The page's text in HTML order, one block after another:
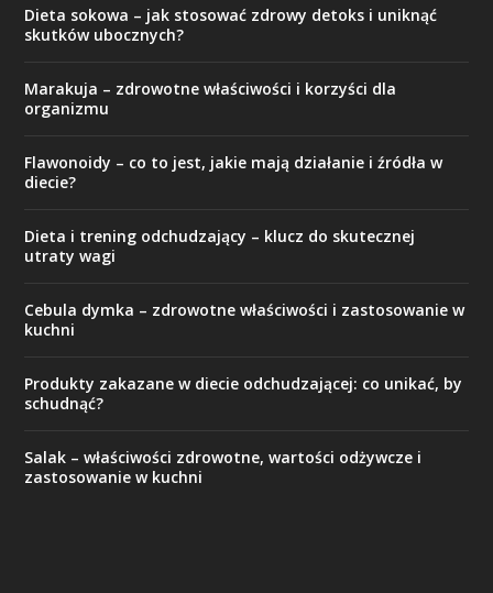
Dieta sokowa – jak stosować zdrowy detoks i uniknąć
skutków ubocznych?
Marakuja – zdrowotne właściwości i korzyści dla
organizmu
Flawonoidy – co to jest, jakie mają działanie i źródła w
diecie?
Dieta i trening odchudzający – klucz do skutecznej
utraty wagi
Cebula dymka – zdrowotne właściwości i zastosowanie w
kuchni
Produkty zakazane w diecie odchudzającej: co unikać, by
schudnąć?
Salak – właściwości zdrowotne, wartości odżywcze i
zastosowanie w kuchni